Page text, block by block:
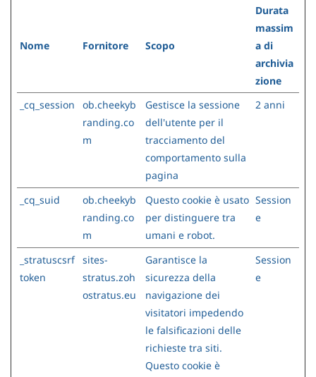
Nome Fornitore Scopo
Durata
massim
a di
archivia
zione
_cq_session
ob.cheekyb
randing.co
m
Gestisce la sessione
dell'utente per il
tracciamento del
comportamento sulla
pagina
2 anni
_cq_suid
ob.cheekyb
randing.co
m
Questo cookie è usato
per distinguere tra
umani e robot.
Session
e
_stratuscsrf
token
sites-
stratus.zoh
ostratus.eu
Garantisce la
sicurezza della
navigazione dei
visitatori impedendo
le falsificazioni delle
richieste tra siti.
Questo cookie è
Session
e